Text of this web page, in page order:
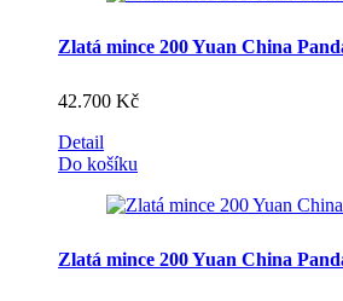
Zlatá mince 200 Yuan China
42.700 Kč
Detail
Do košíku
Zlatá mince 200 Yuan China